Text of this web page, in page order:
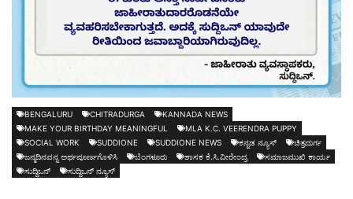
BENGALURU CHITRADURGA
KANNADA NEWS
MAKE YOUR BIRTHDAY MEANINGFUL
MLA K.C. VEERENDRA PUPPY
SOCIAL WORK
SUDDIONE SUDDIONE NEWS ಕನ್ನಡ ನ್ಯೂಸ್
ಚಿತ್ರದುರ್ಗ
ಜನ್ಮದಿನವನ್ನ ಅರ್ಥಪೂರ್ಣಗೊಳಿಸಿ
ಬೆಂಗಳೂರು ಶಾಸಕ ಕೆ.ಸಿ.ವೀರೇಂದ್ರ
ಸಮಾಜಮುಖಿ ಕಾರ್ಯ
ಸುದ್ದಿಒನ್
ಸುದ್ದಿಒನ್ ನ್ಯೂಸ್